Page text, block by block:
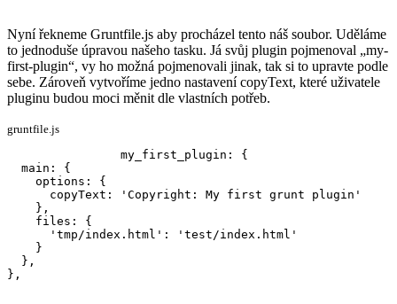
Nyní řekneme Gruntfile.js aby procházel tento náš soubor. Uděláme
to jednoduše úpravou našeho tasku. Já svůj plugin pojmenoval „my-
first-plugin“, vy ho možná pojmenovali jinak, tak si to upravte podle
sebe. Zároveň vytvoříme jedno nastavení copyText, které uživatele
pluginu budou moci měnit dle vlastních potřeb.
gruntfile.js
my_first_plugin: {
  main: {
    options: {
      copyText: 'Copyright: My first grunt plugin'
    },
    files: {
      'tmp/index.html': 'test/index.html'
    }
  },
},